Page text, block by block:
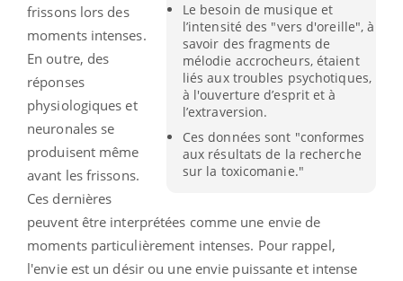
Le besoin de musique et
l’intensité des "vers d'oreille", à
savoir des fragments de
mélodie accrocheurs, étaient
liés aux troubles psychotiques,
à l'ouverture d’esprit et à
l’extraversion.
Ces données sont "conformes
aux résultats de la recherche
sur la toxicomanie."
frissons lors des
moments intenses.
En outre, des
réponses
physiologiques et
neuronales se
produisent même
avant les frissons.
Ces dernières
peuvent être interprétées comme une envie de
moments particulièrement intenses. Pour rappel,
l'envie est un désir ou une envie puissante et intense